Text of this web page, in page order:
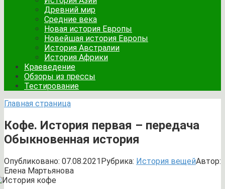
Древний мир
Средние века
Новая история Европы
Новейшая история Европы
История Австралии
История Африки
Краеведение
Обзоры из прессы
Тестирование
Главная страница
Кофе. История первая – передача
Обыкновенная история
Опубликовано: 07.08.2021Рубрика: История вещейАвтор:
Елена Мартьянова